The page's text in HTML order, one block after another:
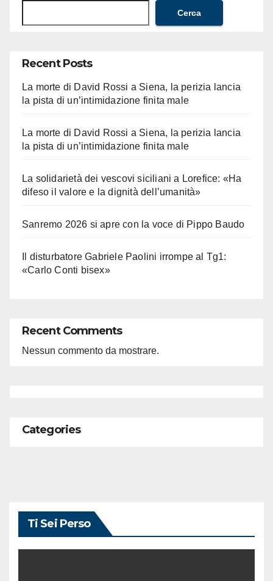
Cerca
Recent Posts
La morte di David Rossi a Siena, la perizia lancia
la pista di un’intimidazione finita male
La morte di David Rossi a Siena, la perizia lancia
la pista di un’intimidazione finita male
La solidarietà dei vescovi siciliani a Lorefice: «Ha
difeso il valore e la dignità dell’umanità»
Sanremo 2026 si apre con la voce di Pippo Baudo
Il disturbatore Gabriele Paolini irrompe al Tg1:
«Carlo Conti bisex»
Recent Comments
Nessun commento da mostrare.
Categories
Ti Sei Perso